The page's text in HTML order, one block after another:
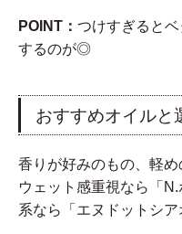
POINT： つけすぎると
するのが◎
おすすめオイルと
香りが好みのもの、軽め
ウェット感重視なら「
系なら「エヌドットシア